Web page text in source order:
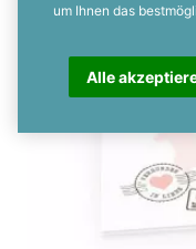
um Ihnen das
Alle